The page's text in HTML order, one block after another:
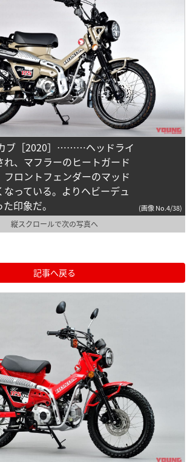
ブ［2020］………ヘッドライ
れ、マフラーのヒートガード
ロントフェンダーのマッド
っている。よりヘビーデュ
印象だ。
(画像 No.4/38)
縦スクロールで次の写真へ
記事へ戻る